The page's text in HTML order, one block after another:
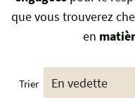
que vous trouverez
en
Trier